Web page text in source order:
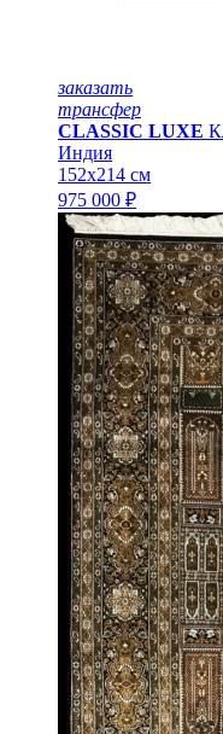
заказать
трансфер
CLASSIC LUXE
Индия
152x214 см
975 000 ₽